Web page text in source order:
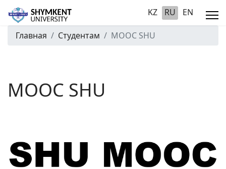
KZ RU EN
Главная Студентам MOOC SHU
MOOC SHU